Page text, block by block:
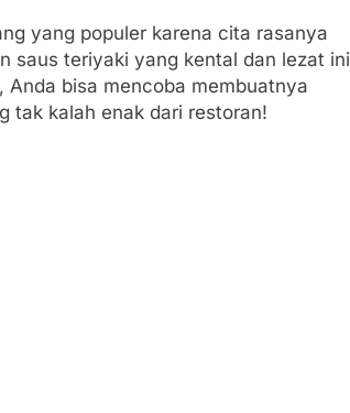
yang populer karena cita rasanya
saus teriyaki yang kental dan lezat ini
Anda bisa mencoba membuatnya
tak kalah enak dari restoran!